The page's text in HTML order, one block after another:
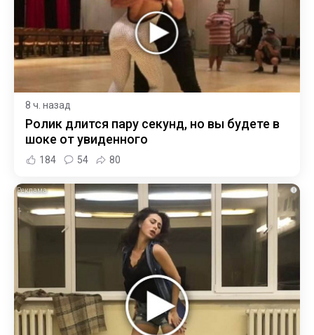
8 ч. назад
Ролик длится пару секунд, но вы будете в
шоке от увиденного
184 54 80
i